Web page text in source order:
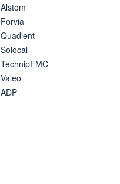
Alstom
Forvia
Quadient
Solocal
TechnipFMC
Valeo
ADP